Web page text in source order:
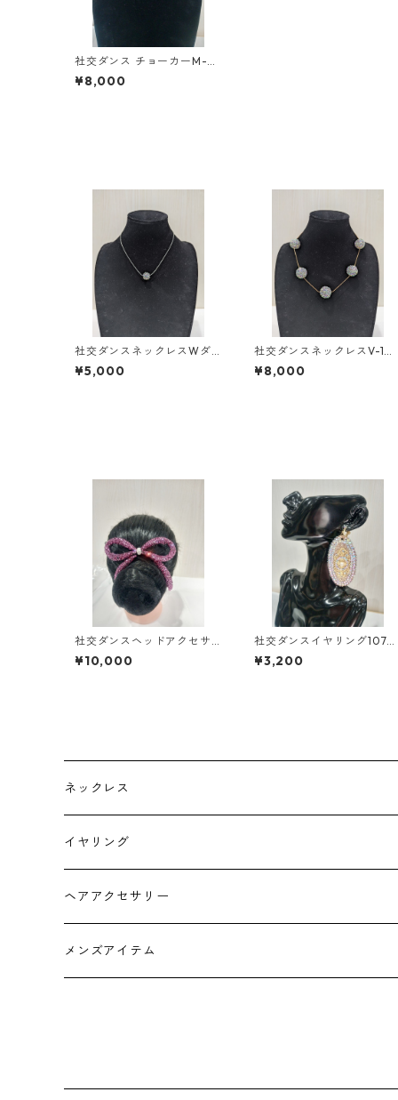
社交ダンス チョーカーM-41
ダンスアクセサリー ベリー
ダンス ブライダル アクセサ
¥8,000
社交ダンスネックレスWダ
ンスアクセサリーベリーダ
ンスブライダルアクセサリ
¥5,000
社交ダンスネックレスV-1ダ
ンスアクセサリーベリーダ
ンスブライダルアクセサリ
¥8,000
社交ダンスヘッドアクセサ
リーHA-52ダンスアクセサ
リーベリーダンスブライダ
¥10,000
社交ダンスイヤリング107ダ
ンスアクセサリーベリーダ
ンスブライダルアクセサリ
¥3,200
ネックレス
チョーカー
イヤリング
ヘアアクセサリー
メンズアイテム